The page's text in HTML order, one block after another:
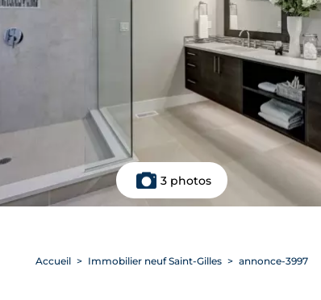
3 photos
Accueil Immobilier neuf Saint-Gilles annonce-3997